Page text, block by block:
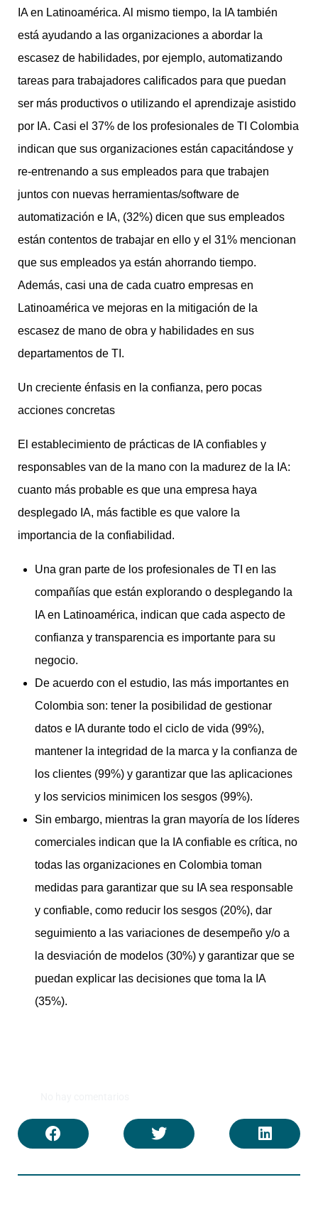
IA en Latinoamérica. Al mismo tiempo, la IA también
está ayudando a las organizaciones a abordar la
escasez de habilidades, por ejemplo, automatizando
tareas para trabajadores calificados para que puedan
ser más productivos o utilizando el aprendizaje asistido
por IA. Casi el 37% de los profesionales de TI Colombia
indican que sus organizaciones están capacitándose y
re-entrenando a sus empleados para que trabajen
juntos con nuevas herramientas/software de
automatización e IA, (32%) dicen que sus empleados
están contentos de trabajar en ello y el 31% mencionan
que sus empleados ya están ahorrando tiempo.
Además, casi una de cada cuatro empresas en
Latinoamérica ve mejoras en la mitigación de la
escasez de mano de obra y habilidades en sus
departamentos de TI.
Un creciente énfasis en la confianza, pero pocas
acciones concretas
El establecimiento de prácticas de IA confiables y
responsables van de la mano con la madurez de la IA:
cuanto más probable es que una empresa haya
desplegado IA, más factible es que valore la
importancia de la confiabilidad.
Una gran parte de los profesionales de TI en las
compañías que están explorando o desplegando la
IA en Latinoamérica, indican que cada aspecto de
confianza y transparencia es importante para su
negocio.
De acuerdo con el estudio, las más importantes en
Colombia son: tener la posibilidad de gestionar
datos e IA durante todo el ciclo de vida (99%),
mantener la integridad de la marca y la confianza de
los clientes (99%) y garantizar que las aplicaciones
y los servicios minimicen los sesgos (99%).
Sin embargo, mientras la gran mayoría de los líderes
comerciales indican que la IA confiable es crítica, no
todas las organizaciones en Colombia toman
medidas para garantizar que su IA sea responsable
y confiable, como reducir los sesgos (20%), dar
seguimiento a las variaciones de desempeño y/o a
la desviación de modelos (30%) y garantizar que se
puedan explicar las decisiones que toma la IA
(35%).